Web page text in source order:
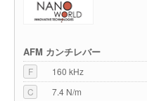
AFM カンチレバー
F
160 kHz
C
7.4 N/m